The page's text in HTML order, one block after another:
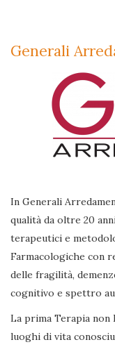
Generali
In Generali
qualità da oltre 20
terapeutici e
Farmacologiche con
delle fragilità,
cognitivo e spettro
La prima Terapia non
luoghi di vita